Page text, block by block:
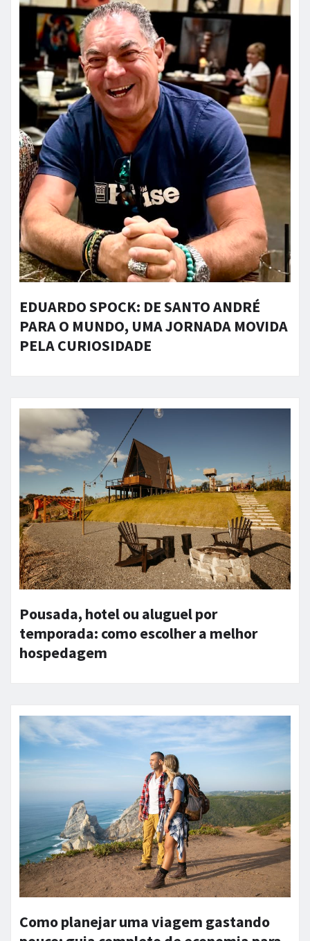
EDUARDO SPOCK: DE SANTO ANDRÉ
PARA O MUNDO, UMA JORNADA MOVIDA
PELA CURIOSIDADE
Pousada, hotel ou aluguel por
temporada: como escolher a melhor
hospedagem
Como planejar uma viagem gastando